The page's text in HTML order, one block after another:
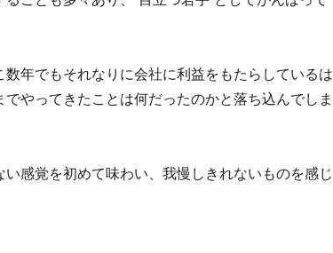
年でもそれなりに会社に利益をもたらしているは
やってきたことは何だったのかと落ち込んでしま
感覚を初めて味わい、我慢しきれないものを感じ